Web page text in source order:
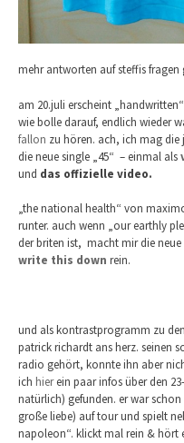
mehr antworten auf steffis fragen
am 20.juli erscheint
wie bolle darauf, endlich wieder
fallon zu hören. ach, ich mag
die neue single „45“ – einmal als
und das offizielle video.
„the national health“ von
runter. auch wenn „our earthly
der briten ist, macht mir die
write this down rein.
und als kontrastprogramm zu
patrick richardt ans herz. seinen
radio gehört, konnte ihn aber
ich hierein paar infos über den
natürlich) gefunden. er war
große liebe) auf tour und spielt
napoleon“. klickt mal rein & hört